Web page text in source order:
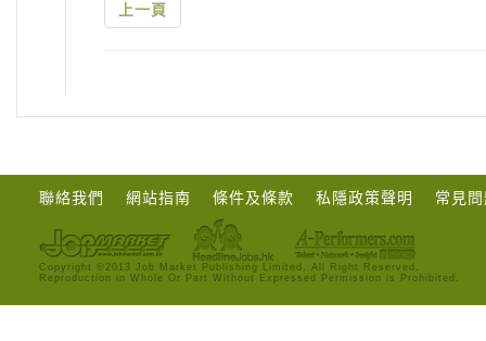
上一頁
聯絡我們 網站指南 條件及條款 私隱政策聲明 常見
Copyright ©2013 Job Market Publishing Limited. All Right Reserved.
Reproduction in Whole Or Part Without Expressed Permission is Prohibited.